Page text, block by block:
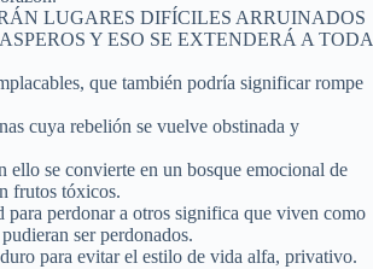
LUGARES DIFÍCILES ARRUINADOS
Y ESO SE EXTENDERÁ A TODA
que también podría significar rompe
cuya rebelión se vuelve obstinada y
ello se convierte en un bosque emocional de
frutos tóxicos.
para perdonar a otros significa que viven como
ser perdonados.
para evitar el estilo de vida alfa, privativo.